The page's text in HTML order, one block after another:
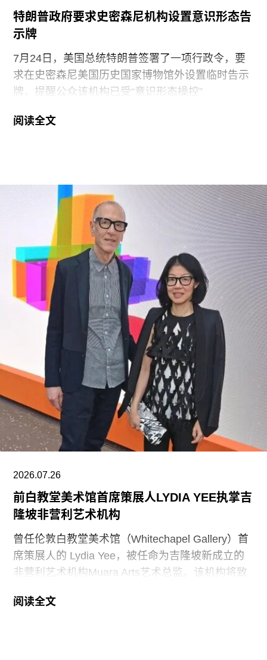
特朗普政府要求史密森尼机构设置意识形态告
示牌
7月24日，美国总统特朗普签署了一项行政令，要
求在史密森尼美国历史国家博物馆外设置临时告示
牌，提醒公众该机构已受“意识形态操控”
持续针对史密森尼学会施压行动的进一步升级。他
扬“美国的伟大”。
其中，美国国家历史博物馆已成为特朗普持续抨击
的主要目标。在本月初发布的一份长达162页的报
告中，政府指责博物馆馆长安西娅·M·哈蒂格
（Anthea M. Hartig）在展览中传播“激进的行动主
义意识形态”。
根据这一行政令，新的指示牌将告知参观者，博物
馆现有展览“应予以改造”，以符合政府近期发布的
题为《拯救美国的故事：史密森尼学会美国国家历
史博物馆如何因意识形态操控而抹杀我们的历史遗
产》的报告。指示牌还将“引导游客前往能够获取关
于美国历史准确信息的地点和资源”。不过政府并未
具体说明其认可的具体地点或资源为何。
该行政令还指责博物馆在美国建国250周年之际未
部长“在由国家公园管理局维护的人行道、步道及其
他公共场所设置临时展览或标识，以纠正博物馆内
呈现的不准确信息”。
史密森尼学会尚未就行政令发表公开评论。上周，
哈蒂格出席了一场国会听证会，期间
阅读全文
2026.07.26
前白教堂美术馆首席策展人LYDIA YEE执掌吉
隆坡非营利艺术机构
曾任伦敦白教堂美术馆（Whitechapel Gallery）首
席策展人的 Lydia Yee，被任命为吉隆坡新成立的
非营利艺术机构Muara Arts艺术总监。该机构将致
正式开幕。与美术馆配套建设的一座表演艺术剧场
阅读全文